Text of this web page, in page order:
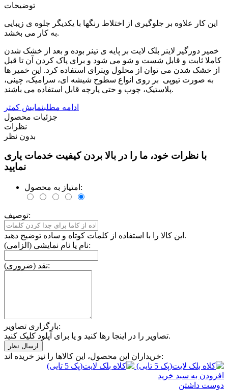
توضیحات
این کار علاوه بر جلوگیری از اختلاط رنگها با یکدیگر جلوه ی زیبایی
به کار می بخشد.
خمیر دورگیر لاینر بلک لایت بر پایه ی تینر بوده و بعد از خشک شدن
کاملا ثابت و قابل شست و شو می شود و برای پاک کردن آن تا قبل
از خشک شدن می توان از محلول ویترای استفاده کرد. این خمیر ها
به صورت تیوپی بر روی انواع سطوح شیشه ای، سرامیک، چینی،
پلاستیک، چوب و حتی پارچه قابل استفاده می باشند.
ادامه مطلبنمایش کمتر
جزئیات محصول
نظرات
بدون نظر
با نظرات خود، ما را در بالا بردن کیفیت خدمات یاری
نمایید
امتیاز به محصول:
توصیف:
این کالا را با استفاده از کلمات کوتاه و ساده توضیح دهید.
نام یا نام نمایشی (الزامی):
نقد (ضروری):
بارگزاری تصاویر:
تصاویر را در اینجا رها کنید و یا برای آپلود کلیک کنید.
خریداران این محصول، این کالاها را نیز خریده اند:
افزودن به سبد خرید
دوست داشتن